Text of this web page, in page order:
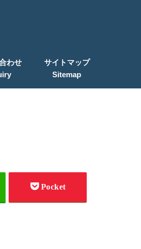
わせ
サイトマップ
Sitemap
Pocket